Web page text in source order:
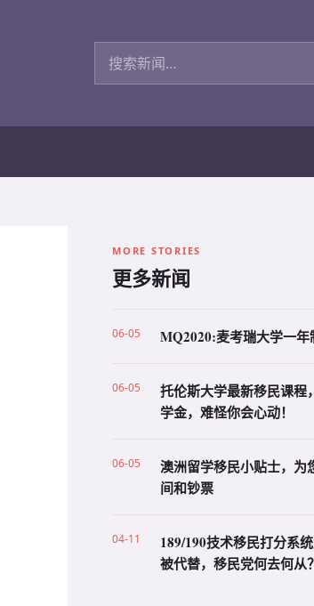
搜索新闻
MORE STORIES
更多新闻
06-05 MQ2020:麦考瑞大学一年
06-05
托伦斯大学最新移民课程
学金，难怪你会心动！
06-05
澳洲留学移民小贴士，为
间和钞票
04-11
189/190技术移民打分系
被代替，移民党何去何从？